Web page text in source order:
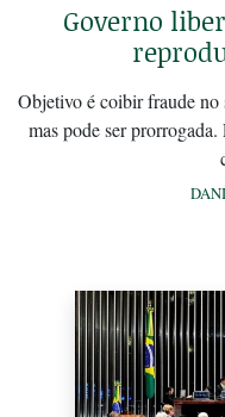
Governo
Objetivo é coibir fraude no
mas pode ser